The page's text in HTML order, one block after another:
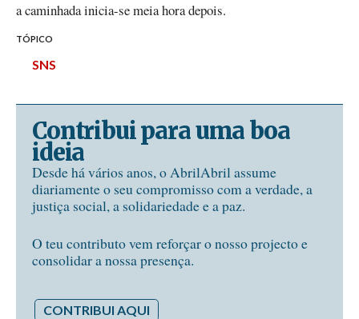
a caminhada inicia-se meia hora depois.
TÓPICO
SNS
Contribui para uma boa
ideia
Desde há vários anos, o AbrilAbril assume
diariamente o seu compromisso com a verdade, a
justiça social, a solidariedade e a paz.
O teu contributo vem reforçar o nosso projecto e
consolidar a nossa presença.
CONTRIBUI AQUI